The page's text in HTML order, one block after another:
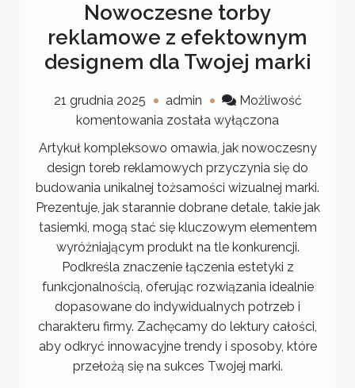
Nowoczesne torby
reklamowe z efektownym
designem dla Twojej marki
21 grudnia 2025 admin
Możliwość
komentowania Nowoczesne
reklamowe
z
efektownym
designem
dla
Twojej
marki
została wyłączona
Artykuł kompleksowo omawia, jak nowoczesny
design toreb reklamowych przyczynia się do
budowania unikalnej tożsamości wizualnej marki.
Prezentuje, jak starannie dobrane detale, takie jak
tasiemki, mogą stać się kluczowym elementem
wyróżniającym produkt na tle konkurencji.
Podkreśla znaczenie łączenia estetyki z
funkcjonalnością, oferując rozwiązania idealnie
dopasowane do indywidualnych potrzeb i
charakteru firmy. Zachęcamy do lektury całości,
aby odkryć innowacyjne trendy i sposoby, które
przełożą się na sukces Twojej marki.